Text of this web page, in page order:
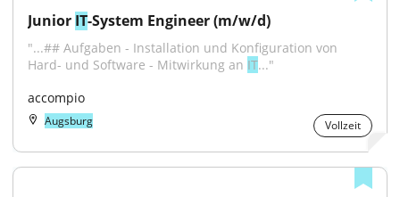
Junior IT-System Engineer (m/w/d)
"...## Aufgaben - Installation und Konfiguration von
Hard- und Software - Mitwirkung an IT..."
accompio
Augsburg Vollzeit